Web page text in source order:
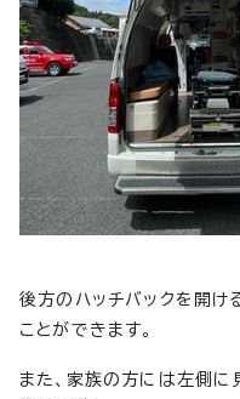
後方のハッチバックを開け
ことができます。
また、家族の方には左側